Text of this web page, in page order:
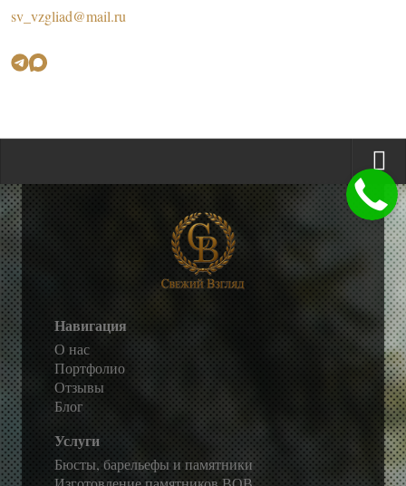
sv_vzgliad@mail.ru
Навигация
О нас
Портфолио
Отзывы
Блог
Услуги
Бюсты, барельефы и памятники